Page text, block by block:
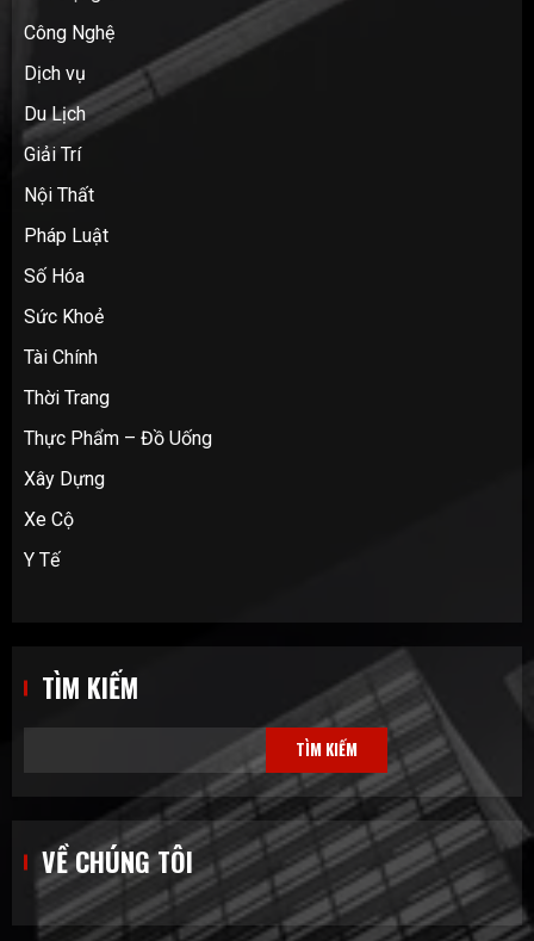
Công Nghệ
Dịch vụ
Du Lịch
Giải Trí
Nội Thất
Pháp Luật
Số Hóa
Sức Khoẻ
Tài Chính
Thời Trang
Thực Phẩm – Đồ Uống
Xây Dựng
Xe Cộ
Y Tế
TÌM KIẾM
TÌM KIẾM
VỀ CHÚNG TÔI